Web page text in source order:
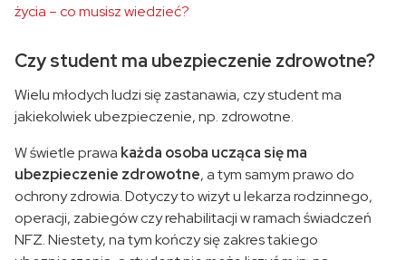
życia – co musisz wiedzieć?
Czy student ma ubezpieczenie zdrowotne?
Wielu młodych ludzi się zastanawia, czy student ma
jakiekolwiek ubezpieczenie, np. zdrowotne.
W świetle prawa każda osoba ucząca się ma
ubezpieczenie zdrowotne, a tym samym prawo do
ochrony zdrowia. Dotyczy to wizyt u lekarza rodzinnego,
operacji, zabiegów czy rehabilitacji w ramach świadczeń
NFZ. Niestety, na tym kończy się zakres takiego